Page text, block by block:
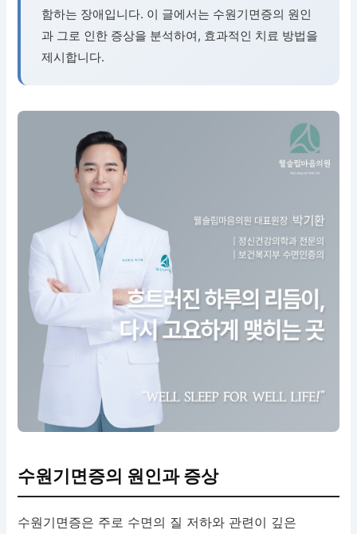
함하는 장애입니다. 이 글에서는 수원기면증의 원인
과 그로 인한 증상을 분석하여, 효과적인 치료 방법을
제시합니다.
수원기면증의 원인과 증상
수원기면증은 주로 수면의 질 저하와 관련이 깊은